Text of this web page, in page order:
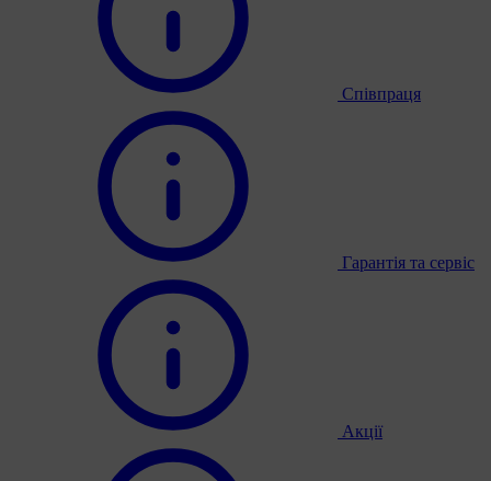
Співпраця
Гарантія та сервіс
Акції